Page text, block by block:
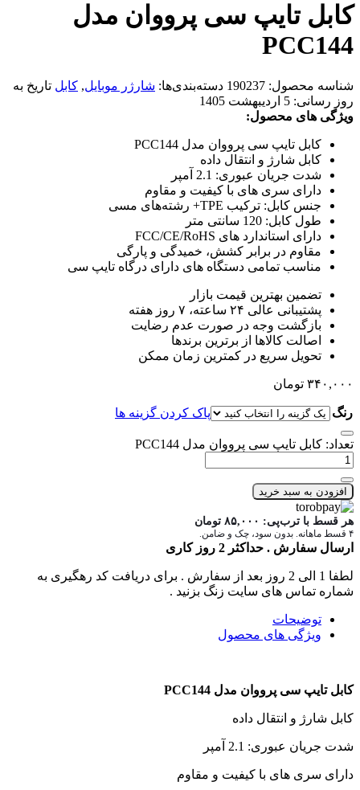
کابل تایپ سی پرووان مدل
PCC144
شناسه محصول: 190237 دسته‌بندی‌ها: شارژر موبایل, کابل تاریخ به
روز رسانی: 5 اردیبهشت 1405
ویژگی های محصول:
کابل تایپ سی پرووان مدل PCC144
کابل شارژ و انتقال داده
شدت جریان عبوری: 2.1 آمپر
دارای سری های با کیفیت و مقاوم
جنس کابل: ترکیب TPE+ رشته‌های مسی
طول کابل: 120 سانتی متر
دارای استاندارد های FCC/CE/RoHS
مقاوم در برابر کشش، خمیدگی و پارگی
مناسب تمامی دستگاه های دارای درگاه تایپ سی
تضمین بهترین قیمت بازار
پشتیبانی عالی ۲۴ ساعته، ۷ روز هفته
بازگشت وجه در صورت عدم رضایت
اصالت کالاها از برترین برندها
تحویل سریع در کمترین زمان ممکن
۳۴۰,۰۰۰ تومان
رنگ پاک کردن گزینه ها
تعداد: کابل تایپ سی پرووان مدل PCC144
افزودن به سبد خرید
هر قسط با ترب‌پی: ۸۵,۰۰۰ تومان
۴ قسط ماهانه. بدون سود، چک و ضامن.
ارسال سفارش . حداکثر 2 روز کاری
لطفا 1 الی 2 روز بعد از سفارش . برای دریافت کد رهگیری به
شماره تماس های سایت زنگ بزنید .
توضیحات
ویژگی های محصول
کابل تایپ سی پرووان مدل PCC144
کابل شارژ و انتقال داده
شدت جریان عبوری: 2.1 آمپر
دارای سری های با کیفیت و مقاوم